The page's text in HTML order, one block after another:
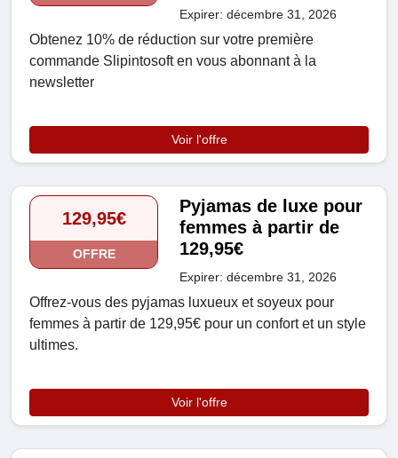
Expirer: décembre 31, 2026
Obtenez 10% de réduction sur votre première
commande Slipintosoft en vous abonnant à la
newsletter
Voir l'offre
129,95€
OFFRE
Pyjamas de luxe pour
femmes à partir de
129,95€
Expirer: décembre 31, 2026
Offrez-vous des pyjamas luxueux et soyeux pour
femmes à partir de 129,95€ pour un confort et un style
ultimes.
Voir l'offre